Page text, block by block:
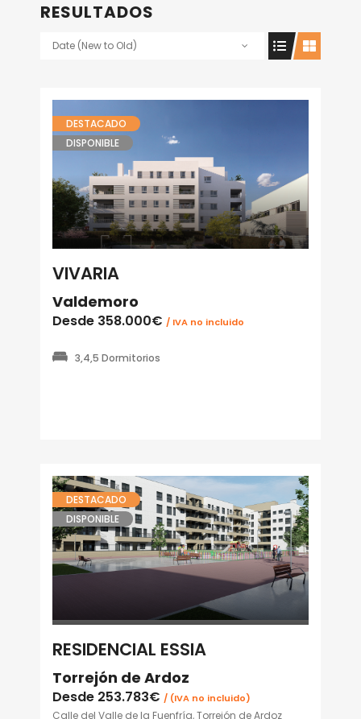
RESULTADOS
Date (New to Old)
DESTACADO
DISPONIBLE
VIVARIA
Valdemoro
Desde 358.000€ / IVA no incluido
3,4,5 Dormitorios
DESTACADO
DISPONIBLE
RESIDENCIAL ESSIA
Torrejón de Ardoz
Desde 253.783€ / (IVA no incluido)
Calle del Valle de la Fuenfría, Torrejón de Ardoz